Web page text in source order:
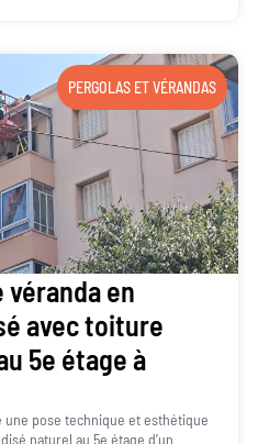
PERGOLAS ET VÉRANDAS
véranda en
avec toiture
5e étage à
pose technique et esthétique
naturel au 5e étage d’un